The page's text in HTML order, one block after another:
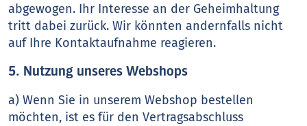
abgewogen. Ihr Interesse an der Geheimhaltung
tritt dabei zurück. Wir könnten andernfalls nicht
auf Ihre Kontaktaufnahme reagieren.
5. Nutzung unseres Webshops
a) Wenn Sie in unserem Webshop bestellen
möchten, ist es für den Vertragsabschluss